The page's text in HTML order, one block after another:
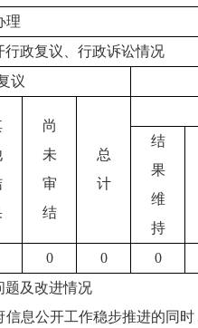
理
行政复议、行政诉讼情况
议
尚
未
审
结
总
计
结
果
维
持
0 0 0
题及改进情况
信息公开工作稳步推进的同